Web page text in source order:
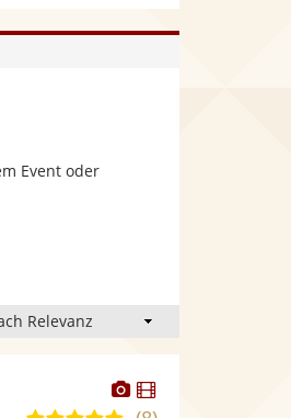
Event oder
Dieser
Künstler
Dieser
Künstler